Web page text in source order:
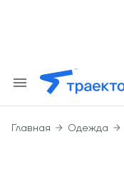
Главная Одежда